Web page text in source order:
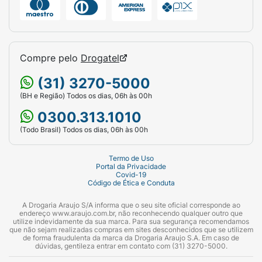
Compre pelo Drogatel
(31) 3270-5000
(BH e Região) Todos os dias, 06h às 00h
0300.313.1010
(Todo Brasil) Todos os dias, 06h às 00h
Termo de Uso
Portal da Privacidade
Covid-19
Código de Ética e Conduta
A Drogaria Araujo S/A informa que o seu site oficial corresponde ao
endereço www.araujo.com.br, não reconhecendo qualquer outro que
utilize indevidamente da sua marca. Para sua segurança recomendamos
que não sejam realizadas compras em sites desconhecidos que se utilizem
de forma fraudulenta da marca da Drogaria Araujo S.A. Em caso de
dúvidas, gentileza entrar em contato com (31) 3270-5000.